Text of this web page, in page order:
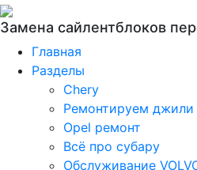
Замена сайлентблоков
Главная
Разделы
Chery
Ремонтируем джили
Opel ремонт
Всё про субару
Обслуживание